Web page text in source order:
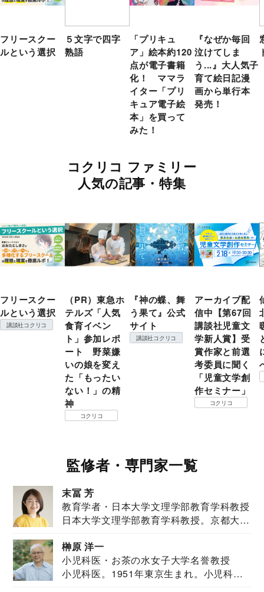
フリースクー
ルという選択
５文字で四字
熟語
「プリキュ
ア」絵本約120
点が電子書籍
化！ ママラ
イター「プリ
キュア電子絵
本」を買って
みた！
『なぜか毎回
泣けてしま
う...』大人気子
育て絵日記漫
画から単行本
発売！
コクリコ ファミリー
人気の記事・特集
フリースクー
ルという選択
講談社コクリコ
（PR）東急ホ
テルズ「人気
食育イベン
ト」参加レポ
ート 野菜嫌
いの娘を変え
た「もったい
ない！」の精
神
コクリコ
『神の蝶、舞
う果て』公式
サイト
講談社コクリコ
アーカイブ配
信中【第67回
講談社児童文
学新人賞】受
賞作家と前選
考委員に聞く
「児童文学創
作セミナー」
コクリコ
監修者・専門家一覧
末冨 芳
教育学者・日本大学文理学部教育学科教授
日本大学文理学部教育学科教授。京都大学
榊原 洋一
小児科医・お茶の水女子大学名誉教授
小児科医。1951年東京生まれ。小児科